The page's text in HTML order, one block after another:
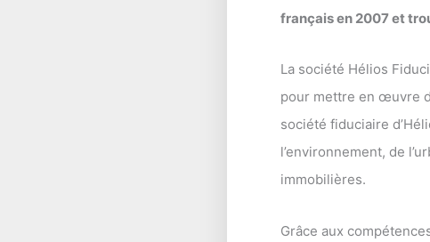
français en 2007 et
La société Hélios
pour mettre en œuvre
société fiduciaire
l’environnement, de
immobilières.
Grâce aux